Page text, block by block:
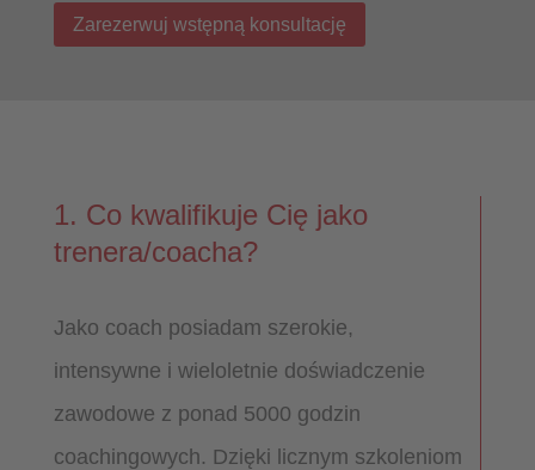
Zarezerwuj wstępną konsultację
1. Co kwalifikuje Cię jako
trenera/coacha?
Jako coach posiadam szerokie,
intensywne i wieloletnie doświadczenie
zawodowe z ponad 5000 godzin
coachingowych. Dzięki licznym szkoleniom